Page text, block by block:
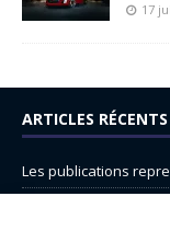
17
ARTICLES RÉCENTS
Les publications